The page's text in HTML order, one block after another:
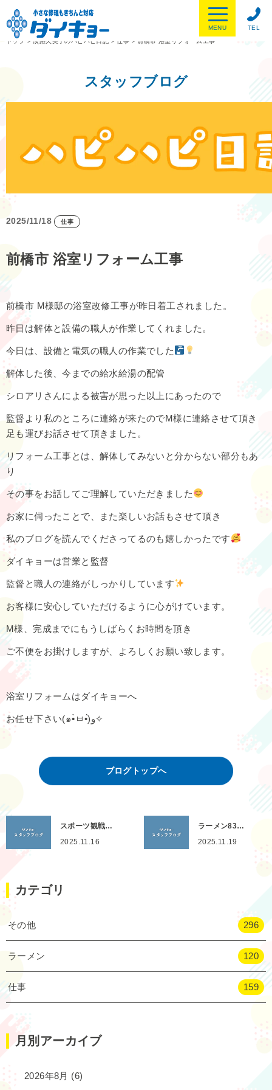
TEL
MENU
トップ
> 淡路久美子のハピハピ日記 > 仕事 > 前橋市 浴室リフォーム工事
スタッフブログ
2025/11/18 仕事
前橋市 浴室リフォーム工事
前橋市 M様邸の浴室改修工事が昨日着工されました。
昨日は解体と設備の職人が作業してくれました。
今日は、設備と電気の職人の作業でした
解体した後、今までの給水給湯の配管
シロアリさんによる被害が思った以上にあったので
監督より私のところに連絡が来たのでM様に連絡させて頂き
足も運びお話させて頂きました。
リフォーム工事とは、解体してみないと分からない部分もあ
り
その事をお話してご理解していただきました
お家に伺ったことで、また楽しいお話もさせて頂き
私のブログを読んでくださってるのも嬉しかったです
ダイキョーは営業と監督
監督と職人の連絡がしっかりしています
お客様に安心していただけるように心がけています。
M様、完成までにもうしばらくお時間を頂き
ご不便をお掛けしますが、よろしくお願い致します。
浴室リフォームはダイキョーへ
お任せ下さい(๑•̀ㅂ•́)و✧
ブログトップへ
スポーツ観戦…
2025.11.16
ラーメン83…
2025.11.19
カテゴリ
その他 296
ラーメン 120
仕事 159
月別アーカイブ
2026年8月 (6)